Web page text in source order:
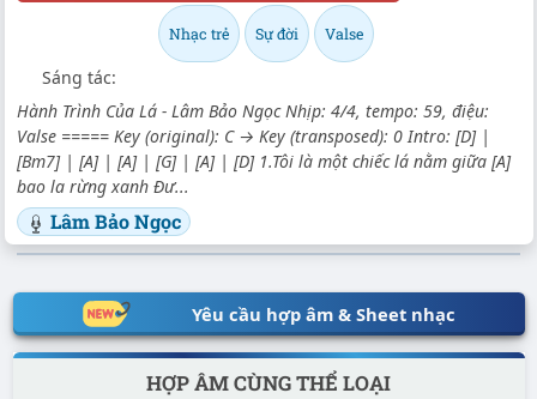
Nhạc trẻ Sự đời Valse
Sáng tác:
Hành Trình Của Lá - Lâm Bảo Ngọc Nhịp: 4/4, tempo: 59, điệu:
Valse ===== Key (original): C → Key (transposed): 0 Intro: [D] |
[Bm7] | [A] | [A] | [G] | [A] | [D] 1.Tôi là một chiếc lá nằm giữa [A]
bao la rừng xanh Đư...
Lâm Bảo Ngọc
Yêu cầu hợp âm & Sheet nhạc
HỢP ÂM CÙNG THỂ LOẠI